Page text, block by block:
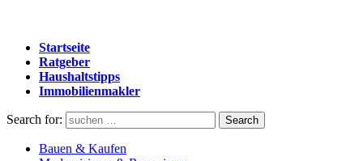
Startseite
Ratgeber
Haushaltstipps
Immobilienmakler
Search for: Search
Bauen & Kaufen